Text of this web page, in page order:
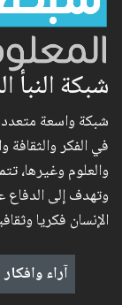
شبكة النبأ
شبكة واسعة
في الفكر والثقافة
والعلوم وغيرها،
وتهدف إلى الدفاع
الإنسان فكريا
آراء وافكار